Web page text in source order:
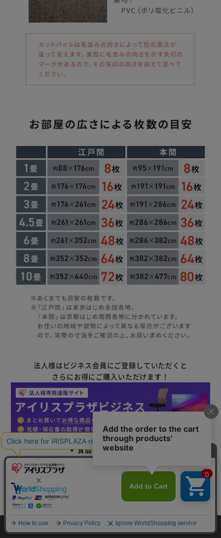
法人様はビジネス会員にご登録していただくと
さらにお得にご購入いただけます！
▼ 食品・飲料おすすめ ▼
HOME 探す ログイン お気に入り お知らせ